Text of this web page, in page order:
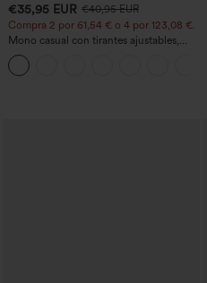
€35,95 EUR €40,95 EUR
Compra 2 por 61,54 € o 4 por 123,08 €.
Mono casual con tirantes ajustables,
fruncidos, pierna ancha, tejido jaspeado
y bolsillos - Easy Peezy